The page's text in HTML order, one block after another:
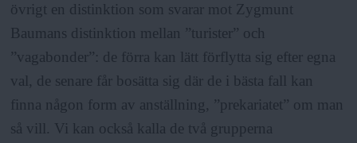
övrigt en distinktion som svarar mot Zygmunt
Baumans distinktion mellan ”turister” och
”vagabonder”: de förra kan lätt förflytta sig efter egna
val, de senare får bosätta sig där de i bästa fall kan
finna någon form av anställning, ”prekariatet” om man
så vill. Vi kan också kalla de två grupperna